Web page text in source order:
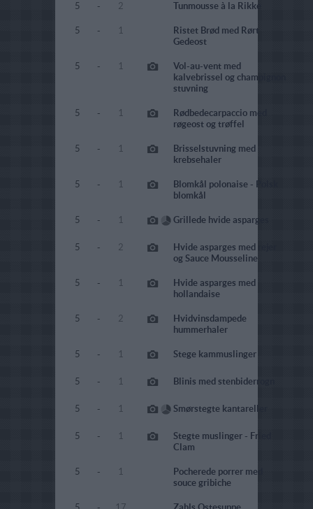
5 - 2 Tunmousse à la Rikke
5 - 1
Ristet Brød med Rørt
Gedeost
5 - 1
Vol-au-vent med
kalvebrissel og champignon
stuvning
5 - 1
Rødbedecarpaccio med
røgeost og trøffel
5 - 1
Brisselstuvning med
krebsehaler
5 - 1
Blomkål polonaise - Polsk
blomkål
5 - 1 Grillede hvide asparges
5 - 2
Hvide asparges med rejer
og Sauce Mousseline
5 - 1
Hvide asparges med
hollandaise
5 - 2
Hvidvinsdampede
hummerhaler
5 - 1 Stege kammuslinger
5 - 1 Blinis med stenbiderrogn
5 - 1 Smørstegte kantareller
5 - 1
Stegte muslinger - Fried
Clam
5 - 1
Pocherede porrer med
souce gribiche